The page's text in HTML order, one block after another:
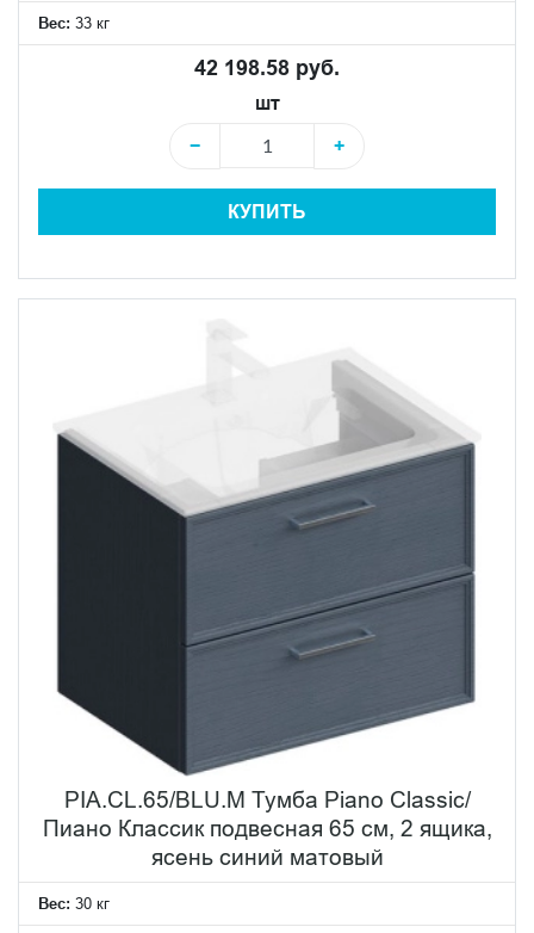
Вес: 33 кг
42 198.58 руб.
шт
−
+
КУПИТЬ
PIA.CL.65/BLU.M Тумба Piano Classic/
Пиано Классик подвесная 65 см, 2 ящика,
ясень синий матовый
Вес: 30 кг